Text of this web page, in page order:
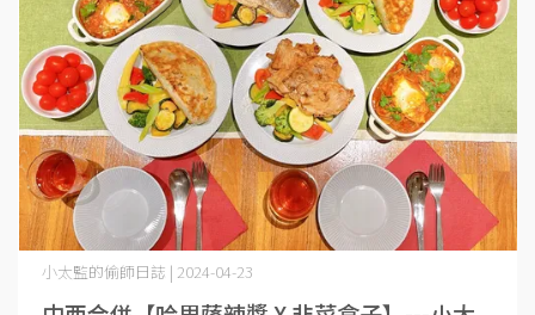
小太監的偷師日誌 | 2024-04-23